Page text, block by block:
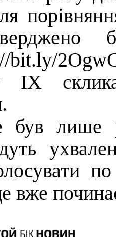
bit.ly/
IX
лише
вже